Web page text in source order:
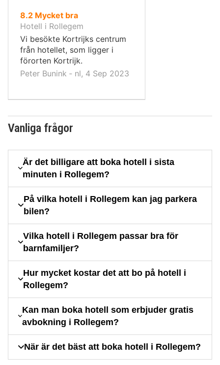
8.2 av
10,
Mycket bra
Hotell i Rollegem
Vi besökte Kortrijks centrum
från hotellet, som ligger i
förorten Kortrijk.
Peter Bunink ‐ nl, 4 Sep 2023
Vanliga frågor
Är det billigare att boka hotell i sista
minuten i Rollegem?
På vilka hotell i Rollegem kan jag parkera
bilen?
Vilka hotell i Rollegem passar bra för
barnfamiljer?
Hur mycket kostar det att bo på hotell i
Rollegem?
Kan man boka hotell som erbjuder gratis
avbokning i Rollegem?
När är det bäst att boka hotell i Rollegem?